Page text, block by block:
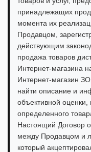
принадлежащих
момента их
Продавцом,
действующим
продажа товаров
Интернет-магазина
Интернет-магазин
найти описание и
объективной
определенного
Настоящий Договор
между Продавцом и
который